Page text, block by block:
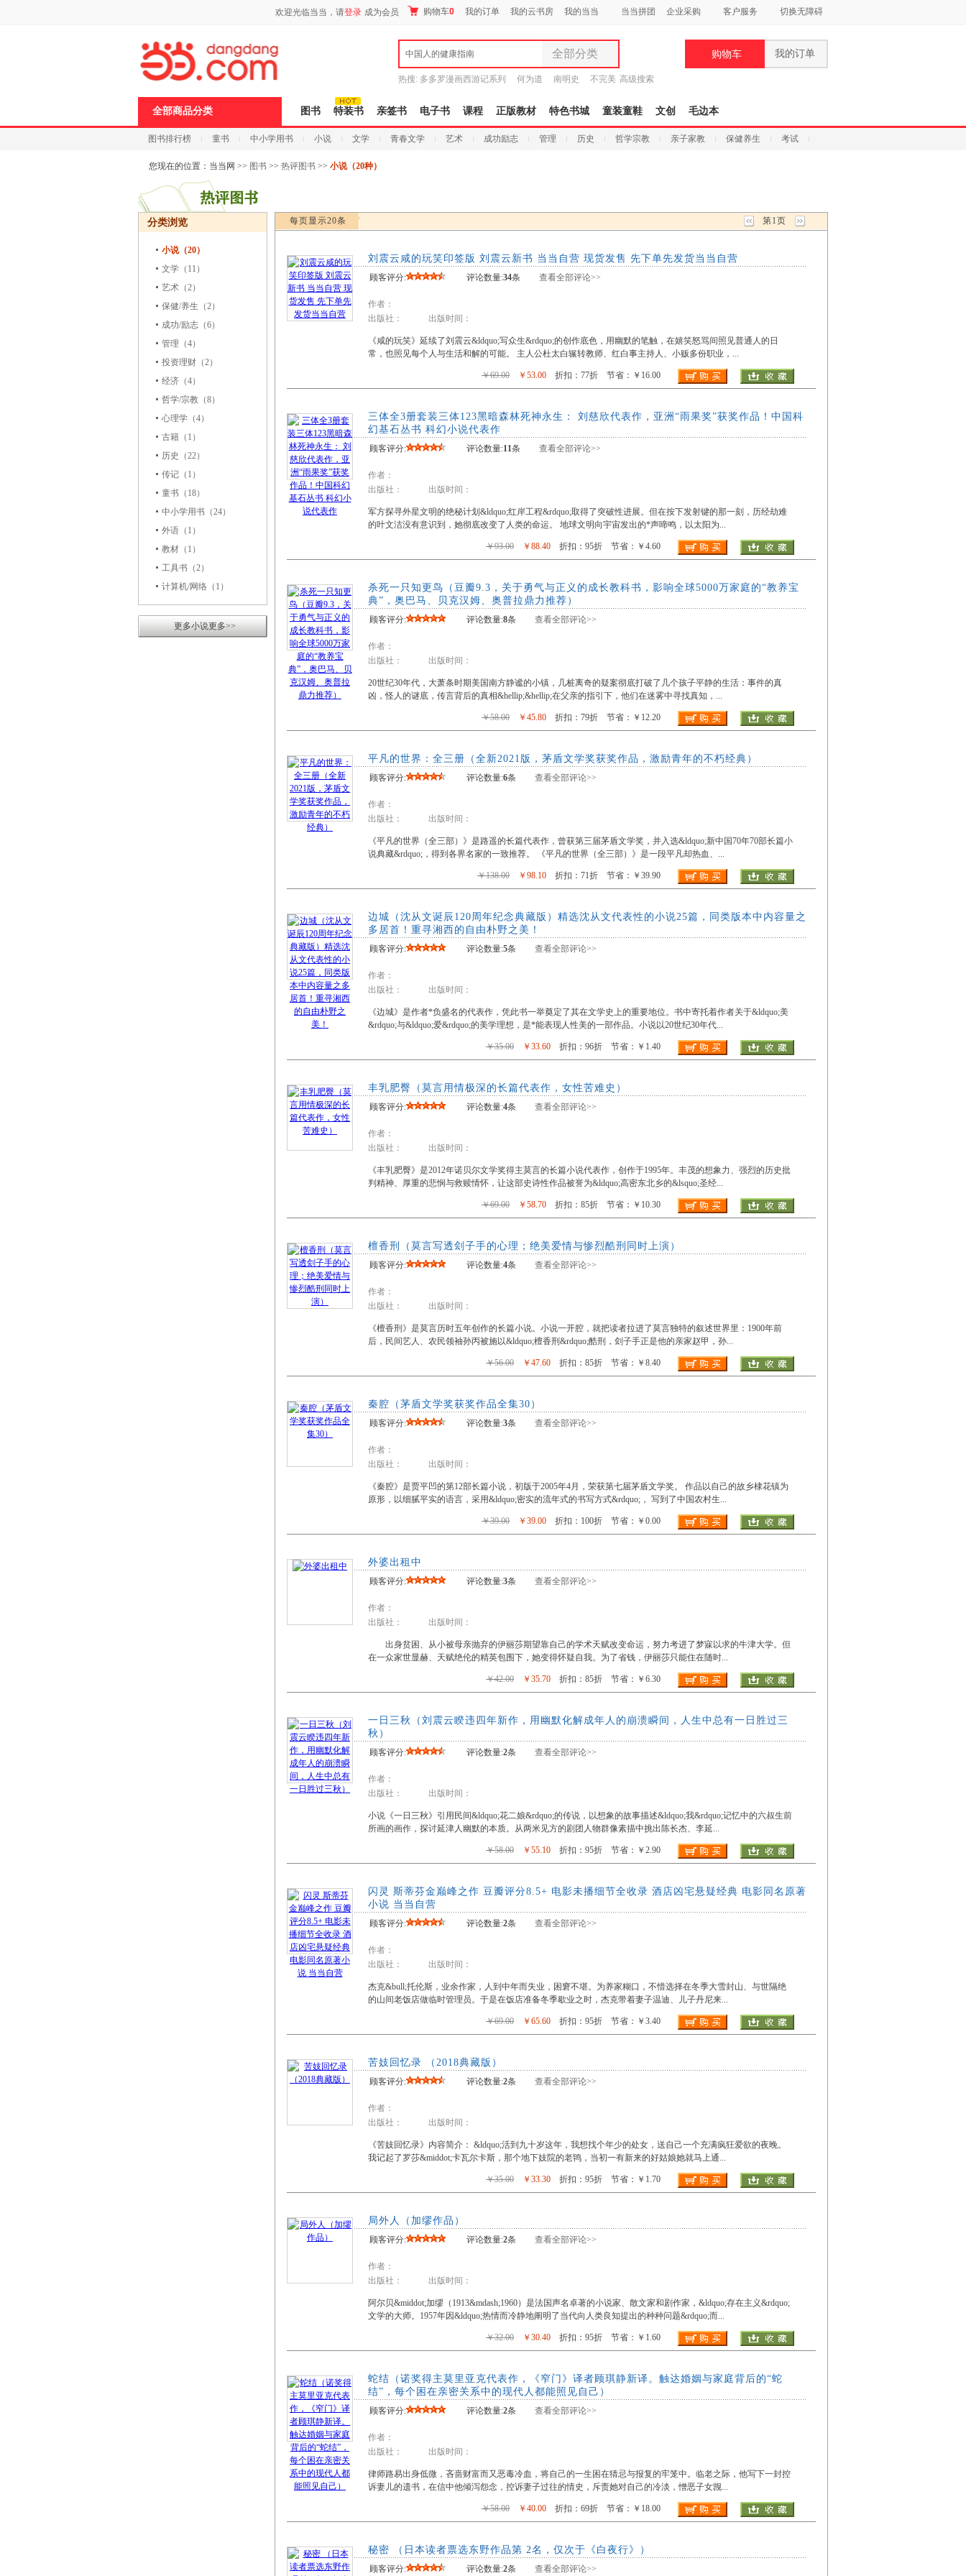
欢迎光临当当，请登录 成为会员 购物车0 我的订单 我的云书房 我的当当 当当拼团 企业采购 客户服务 切换无障碍
中国人的健康指南 全部分类
全部分类
图书
电子书
音像
玩具
孕婴服饰
家居日用
家具装饰
箱包皮具
手表饰品
运动户外
汽车用品
手机通讯
数码影音
电脑办公
热搜: 多多罗漫画西游记系列 何为道 南明史
不完美 高级搜索
购物车 我的订单
全部商品分类 图书 特装书 亲签书 电子书 课程 正版教材 特色书城 童装童鞋 文创 毛边本
图书排行榜 童书 中小学用书 小说 文学 青春文学 艺术 成功励志 管理 历史 哲学宗教 亲子家教 保健养生 考试
科技 进口原版 电子书
您现在的位置： 当当网 >> 图书 >> 热评图书 >> 小说（20种）
分类浏览
小说（20）
文学 （11）
艺术 （2）
保健/养生 （2）
成功/励志 （6）
管理 （4）
投资理财 （2）
经济 （4）
哲学/宗教 （8）
心理学 （4）
古籍 （1）
历史
（22）
传记 （1）
童书 （18）
中小学用书 （24）
外语 （1）
教材 （1）
工具书 （2）
计算机/网络 （1）
更多小说更多>>
每页显示20条 第1页
刘震云咸的玩笑印签版 刘震云新书 当当自营 现货发售 先下单先发货当当自营
顾客评分: 评论数量:34条 查看全部评论>>
作者：
出版社： 出版时间：
《咸的玩笑》延续了刘震云&ldquo;写众生&rdquo;的创作底色，用幽默的笔触，在嬉笑怒骂间照见普通人的日
常，也照见每个人与生活和解的可能。 主人公杜太白辗转教师、红白事主持人、小贩多份职业， ...
￥69.00 ￥53.00 折扣：77折 节省：￥16.00
三体全3册套装三体123黑暗森林死神永生： 刘慈欣代表作，亚洲“雨果奖”获奖作品！中国科
幻基石丛书 科幻小说代表作
顾客评分: 评论数量:11条 查看全部评论>>
作者：
出版社： 出版时间：
军方探寻外星文明的绝秘计划&ldquo;红岸工程&rdquo;取得了突破性进展。但在按下发射键的那一刻，历经劫难
的叶文洁没有意识到，她彻底改变了人类的命运。 地球文明向宇宙发出的*声啼鸣，以太阳为...
￥93.00 ￥88.40 折扣：95折 节省：￥4.60
杀死一只知更鸟（豆瓣9.3，关于勇气与正义的成长教科书，影响全球5000万家庭的“教养宝
典”，奥巴马、贝克汉姆、奥普拉鼎力推荐）
顾客评分: 评论数量:8条 查看全部评论>>
作者：
出版社： 出版时间：
20世纪30年代，大萧条时期美国南方静谧的小镇，几桩离奇的疑案彻底打破了几个孩子平静的生活：事件的真
凶，怪人的谜底，传言背后的真相&hellip;&hellip;在父亲的指引下，他们在迷雾中寻找真知， ...
￥58.00 ￥45.80 折扣：79折 节省：￥12.20
平凡的世界：全三册（全新2021版，茅盾文学奖获奖作品，激励青年的不朽经典）
顾客评分: 评论数量:6条 查看全部评论>>
作者：
出版社： 出版时间：
《平凡的世界（全三部）》是路遥的长篇代表作，曾获第三届茅盾文学奖，并入选&ldquo;新中国70年70部长篇小
说典藏&rdquo;，得到各界名家的一致推荐。 《平凡的世界（全三部）》是一段平凡却热血、 ...
￥138.00 ￥98.10 折扣：71折 节省：￥39.90
边城（沈从文诞辰120周年纪念典藏版）精选沈从文代表性的小说25篇，同类版本中内容量之
多居首！重寻湘西的自由朴野之美！
顾客评分: 评论数量:5条 查看全部评论>>
作者：
出版社： 出版时间：
《边城》是作者*负盛名的代表作，凭此书一举奠定了其在文学史上的重要地位。书中寄托着作者关于&ldquo;美
&rdquo;与&ldquo;爱&rdquo;的美学理想，是*能表现人性美的一部作品。小说以20世纪30年代...
￥35.00 ￥33.60 折扣：96折 节省：￥1.40
丰乳肥臀（莫言用情极深的长篇代表作，女性苦难史）
顾客评分: 评论数量:4条 查看全部评论>>
作者：
出版社： 出版时间：
《丰乳肥臀》是2012年诺贝尔文学奖得主莫言的长篇小说代表作，创作于1995年。丰茂的想象力、强烈的历史批
判精神、厚重的悲悯与救赎情怀，让这部史诗性作品被誉为&ldquo;高密东北乡的&lsquo;圣经...
￥69.00 ￥58.70 折扣：85折 节省：￥10.30
檀香刑（莫言写透刽子手的心理；绝美爱情与惨烈酷刑同时上演）
顾客评分: 评论数量:4条 查看全部评论>>
作者：
出版社： 出版时间：
《檀香刑》是莫言历时五年创作的长篇小说。小说一开腔，就把读者拉进了莫言独特的叙述世界里：1900年前
后，民间艺人、农民领袖孙丙被施以&ldquo;檀香刑&rdquo;酷刑，刽子手正是他的亲家赵甲，孙...
￥56.00 ￥47.60 折扣：85折 节省：￥8.40
秦腔（茅盾文学奖获奖作品全集30）
顾客评分: 评论数量:3条 查看全部评论>>
作者：
出版社： 出版时间：
《秦腔》是贾平凹的第12部长篇小说，初版于2005年4月，荣获第七届茅盾文学奖。 作品以自己的故乡棣花镇为
原形，以细腻平实的语言，采用&ldquo;密实的流年式的书写方式&rdquo;， 写到了中国农村生...
￥39.00 ￥39.00 折扣：100折 节省：￥0.00
外婆出租中
顾客评分: 评论数量:3条 查看全部评论>>
作者：
出版社： 出版时间：
出身贫困、从小被母亲抛弃的伊丽莎期望靠自己的学术天赋改变命运，努力考进了梦寐以求的牛津大学。但
在一众家世显赫、天赋绝伦的精英包围下，她变得怀疑自我。为了省钱，伊丽莎只能住在随时...
￥42.00 ￥35.70 折扣：85折 节省：￥6.30
一日三秋（刘震云睽违四年新作，用幽默化解成年人的崩溃瞬间，人生中总有一日胜过三
秋）
顾客评分: 评论数量:2条 查看全部评论>>
作者：
出版社： 出版时间：
小说《一日三秋》引用民间&ldquo;花二娘&rdquo;的传说，以想象的故事描述&ldquo;我&rdquo;记忆中的六叔生前
所画的画作，探讨延津人幽默的本质。从两米见方的剧团人物群像素描中挑出陈长杰、李延...
￥58.00 ￥55.10 折扣：95折 节省：￥2.90
闪灵 斯蒂芬金巅峰之作 豆瓣评分8.5+ 电影未播细节全收录 酒店凶宅悬疑经典 电影同名原著
小说 当当自营
顾客评分: 评论数量:2条 查看全部评论>>
作者：
出版社： 出版时间：
杰克&bull;托伦斯，业余作家，人到中年而失业，困窘不堪。为养家糊口，不惜选择在冬季大雪封山、与世隔绝
的山间老饭店做临时管理员。于是在饭店准备冬季歇业之时，杰克带着妻子温迪、儿子丹尼来...
￥69.00 ￥65.60 折扣：95折 节省：￥3.40
苦妓回忆录 （2018典藏版）
顾客评分: 评论数量:2条 查看全部评论>>
作者：
出版社： 出版时间：
《苦妓回忆录》内容简介： &ldquo;活到九十岁这年，我想找个年少的处女，送自己一个充满疯狂爱欲的夜晚。
我记起了罗莎&middot;卡瓦尔卡斯，那个地下妓院的老鸨，当初一有新来的好姑娘她就马上通...
￥35.00 ￥33.30 折扣：95折 节省：￥1.70
局外人（加缪作品）
顾客评分: 评论数量:2条 查看全部评论>>
作者：
出版社： 出版时间：
阿尔贝&middot;加缪（1913&mdash;1960）是法国声名卓著的小说家、散文家和剧作家，&ldquo;存在主义&rdquo;
文学的大师。1957年因&ldquo;热情而冷静地阐明了当代向人类良知提出的种种问题&rdquo;而...
￥32.00 ￥30.40 折扣：95折 节省：￥1.60
蛇结（诺奖得主莫里亚克代表作，《窄门》译者顾琪静新译。触达婚姻与家庭背后的“蛇
结”，每个困在亲密关系中的现代人都能照见自己）
顾客评分: 评论数量:2条 查看全部评论>>
作者：
出版社： 出版时间：
律师路易出身低微，吝啬财富而又恶毒冷血，将自己的一生困在猜忌与报复的牢笼中。临老之际，他写下一封控
诉妻儿的遗书，在信中他倾泻怨念，控诉妻子过往的情史，斥责她对自己的冷淡，憎恶子女觊...
￥58.00 ￥40.00 折扣：69折 节省：￥18.00
秘密 （日本读者票选东野作品第 2名，仅次于《白夜行》）
顾客评分: 评论数量:2条 查看全部评论>>
页